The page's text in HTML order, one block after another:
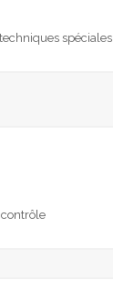
spéciales